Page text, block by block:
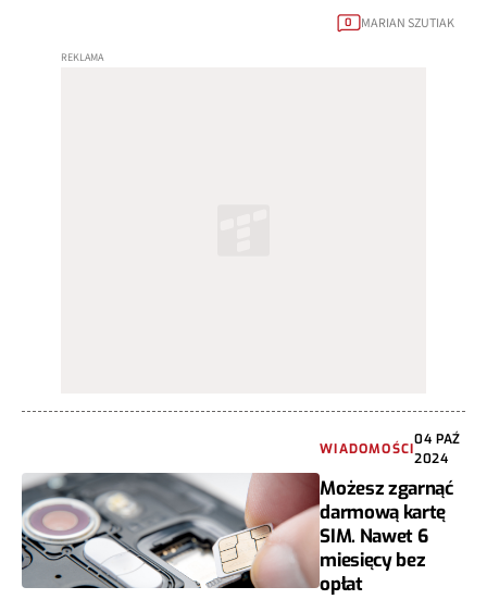
0 MARIAN SZUTIAK
WIADOMOŚCI
04 PAŹ
2024
Możesz zgarnąć
darmową kartę
SIM. Nawet 6
miesięcy bez
opłat